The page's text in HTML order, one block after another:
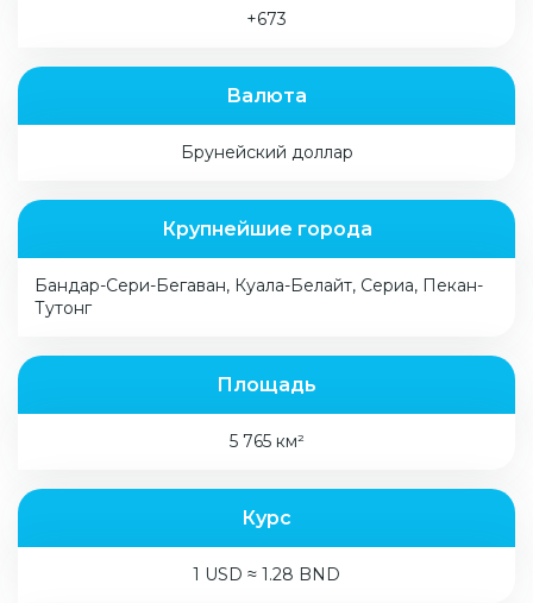
+673
Валюта
Брунейский доллар
Крупнейшие города
Бандар-Сери-Бегаван, Куала-Белайт, Сериа, Пекан-
Тутонг
Площадь
5 765 км²
Курс
1 USD ≈ 1.28 BND